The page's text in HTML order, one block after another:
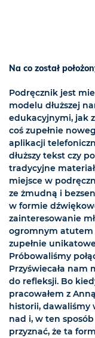
Na co został
Podręcznik jest
modelu dłuższej
edukacyjnymi, jak
coś zupełnie
aplikacji
dłuższy tekst czy
tradycyjne
miejsce w
ze żmudną i
w formie
zainteresowanie
ogromnym atutem
zupełnie
Próbowaliśmy
Przyświecała nam
do refleksji. Bo
pracowałem z
historii, dawaliśmy
nad i, w ten
przyznać, że ta